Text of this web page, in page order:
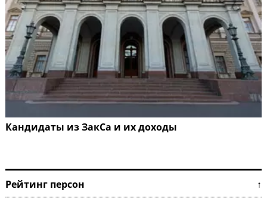
Кандидаты из ЗакСа и их доходы
Рейтинг персон ↑